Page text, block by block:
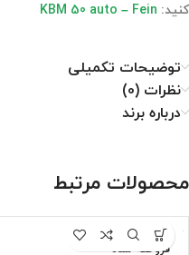
کنید: KBM 50 auto – Fein
توضیحات تکمیلی
نظرات (0)
درباره برند
محصولات مرتبط
فروخته شده